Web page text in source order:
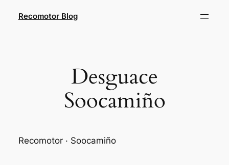
Recomotor Blog
Desguace
Soocamiño
Recomotor · Soocamiño